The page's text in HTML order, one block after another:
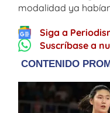
modalidad ya
Siga a
Suscríbase a